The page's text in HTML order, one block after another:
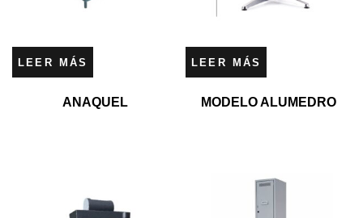
LEER MÁS
ANAQUEL
LEER MÁS
MODELO ALUMEDRO